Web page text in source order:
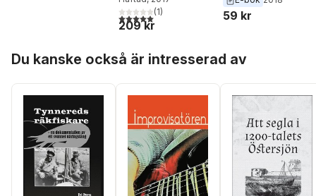
5,0utav 5 stjärnor. Totalt antal röster:
(1)
209 kr
59 kr
Du kanske också är intresserad av